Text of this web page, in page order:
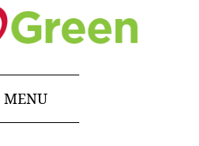
MENU